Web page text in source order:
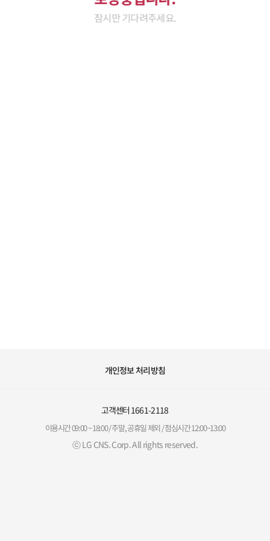
잠시만 기다려주세요.
개인정보 처리방침
고객센터1661-2118
이용시간 09:00 ~ 18:00 / 주말, 공휴일 제외 / 점심시간 12:00~13:00
ⓒ LG CNS. Corp. All rights reserved.